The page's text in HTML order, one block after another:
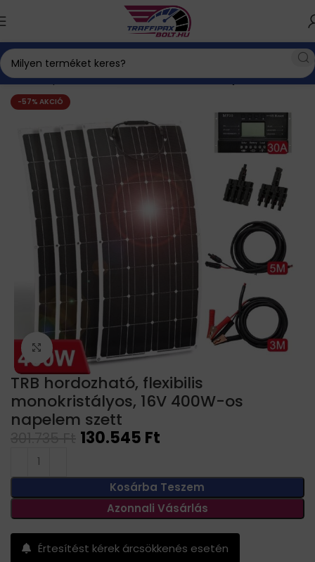
Kezdőlap Háztartás és életmód Felvillanyozó
-57% AKCIÓ
Click to enlarge
TRB hordozható, flexibilis
monokristályos, 16V 400W-os
napelem szett
130.545 Ft
Kosárba Teszem
Azonnali Vásárlás
Értesítést kérek árcsökkenés esetén